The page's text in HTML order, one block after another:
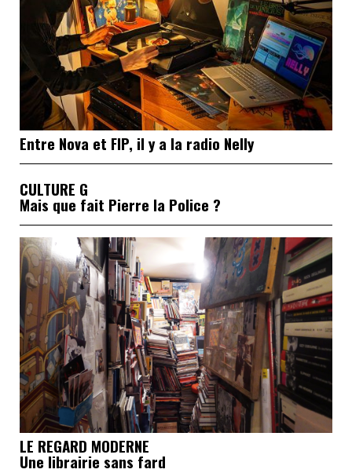
Entre Nova et FIP, il y a la radio Nelly
CULTURE G
Mais que fait Pierre la Police ?
LE REGARD MODERNE
Une librairie sans fard